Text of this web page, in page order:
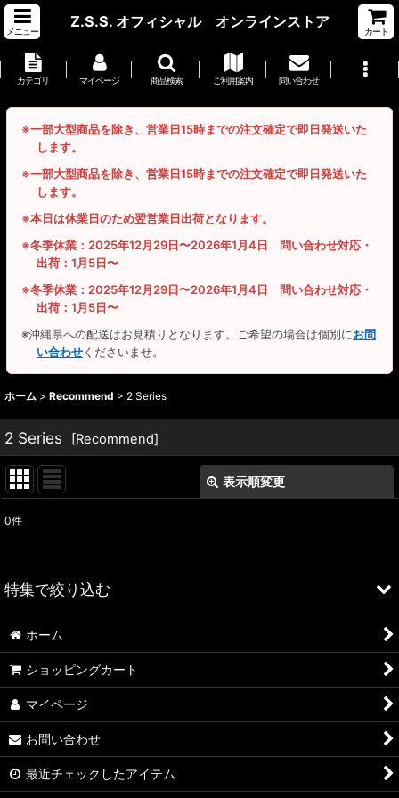
メニュー
Z.S.S. オフィシャル オンラインストア
カート
カテゴリ マイページ 商品検索 ご利用案内 問い合わせ
※一部大型商品を除き、営業日15時までの注文確定で即日発送いた
します。
※一部大型商品を除き、営業日15時までの注文確定で即日発送いた
します。
※本日は休業日のため翌営業日出荷となります。
※冬季休業：2025年12月29日〜2026年1月4日 問い合わせ対応・
出荷：1月5日〜
※冬季休業：2025年12月29日〜2026年1月4日 問い合わせ対応・
出荷：1月5日〜
※沖縄県への配送はお見積りとなります。ご希望の場合は個別にお問
い合わせくださいませ。
ホーム > Recommend > 2 Series
2 Series [Recommend]
表示順変更
並び順:
0件
特集で絞り込む
ALFA ROMEO > 156
ALFA ROMEO > 147
ALFA ROMEO > 159
A4
ホーム
ショッピングカート
マイページ
お問い合わせ
最近チェックしたアイテム